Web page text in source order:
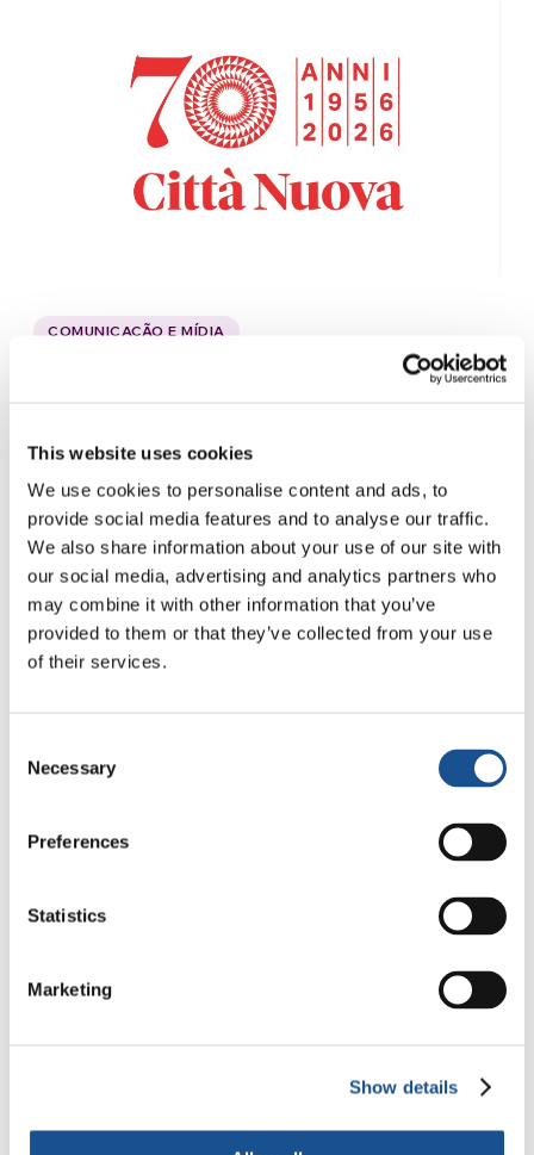
This website uses cookies
We use cookies to personalise content and ads, to
provide social media features and to analyse our traffic.
We also share information about your use of our site with
our social media, advertising and analytics partners who
may combine it with other information that you’ve
provided to them or that they’ve collected from your use
of their services.
Selection
Necessary
Preferences
Statistics
Marketing
Show details
COMUNICAÇÃO E MÍDIA
70 anos de Città Nuova, uma revista
“A Città Nuova existe para prestar um serviço
humilde e livre, no sentido de ser
independente dos objetivos de dinheiro e
poder. Um serviço de…
5 de junho de 2026
Uma força irrefreável: a Semana